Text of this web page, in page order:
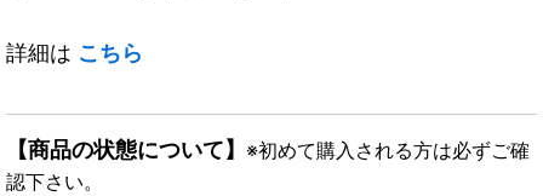
詳細は こちら
【商品の状態について】 ※初めて購入される方は必ずご確
認下さい。